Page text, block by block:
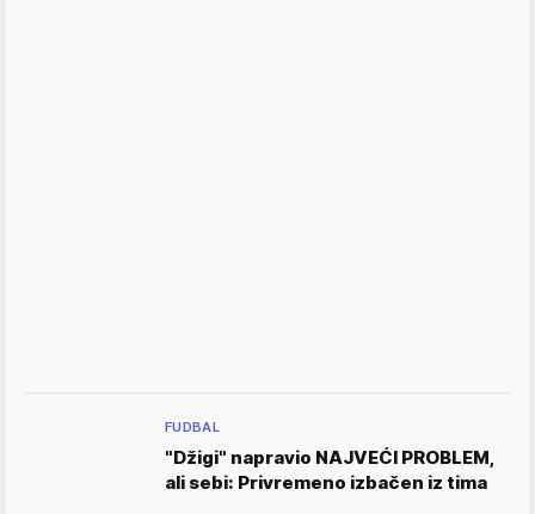
FUDBAL
"Džigi" napravio NAJVEĆI PROBLEM,
ali sebi: Privremeno izbačen iz tima